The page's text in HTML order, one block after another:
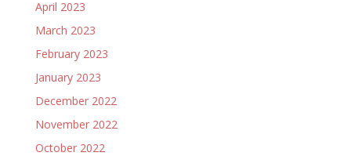
April 2023
March 2023
February 2023
January 2023
December 2022
November 2022
October 2022